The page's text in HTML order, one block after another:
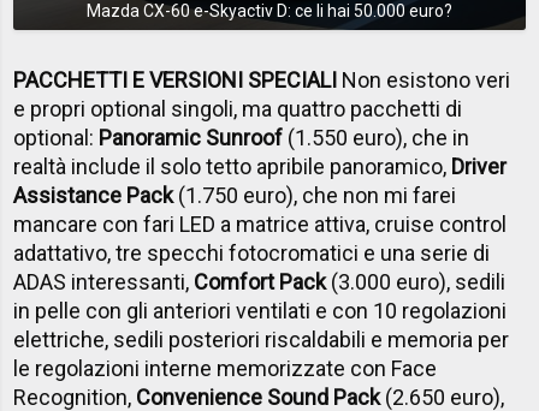
Mazda CX-60 e-Skyactiv D: ce li hai 50.000 euro?
PACCHETTI E VERSIONI SPECIALI Non esistono veri
e propri optional singoli, ma quattro pacchetti di
optional: Panoramic Sunroof (1.550 euro), che in
realtà include il solo tetto apribile panoramico, Driver
Assistance Pack(1.750 euro), che non mi farei
mancare con fari LED a matrice attiva, cruise control
adattativo, tre specchi fotocromatici e una serie di
ADAS interessanti, Comfort Pack(3.000 euro), sedili
in pelle con gli anteriori ventilati e con 10 regolazioni
elettriche, sedili posteriori riscaldabili e memoria per
le regolazioni interne memorizzate con Face
Recognition, Convenience Sound Pack(2.650 euro),